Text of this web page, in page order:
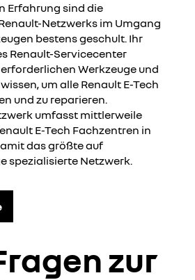
Erfahrung sind die
Netzwerks im Umgang
bestens geschult. Ihr
Renault-Servicecenter
Werkzeuge und
um alle Renault E-Tech
und zu reparieren.
umfasst mittlerweile
E-Tech Fachzentren in
das größte auf
spezialisierte Netzwerk.
zur